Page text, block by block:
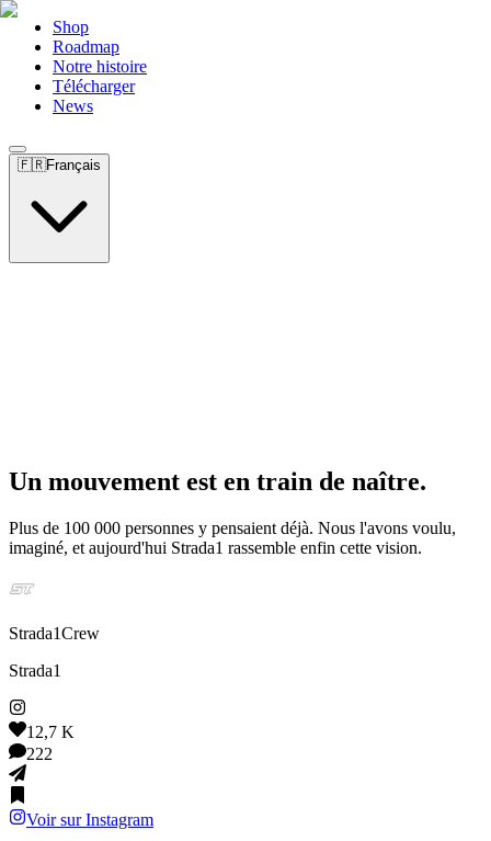
Shop
Roadmap
Notre histoire
Télécharger
News
🇫🇷Français
Un mouvement est en train de naître.
Plus de 100 000 personnes y pensaient déjà. Nous l'avons voulu,
imaginé, et aujourd'hui Strada1 rassemble enfin cette vision.
Strada1Crew
Strada1
12,7 K
222
Voir sur Instagram